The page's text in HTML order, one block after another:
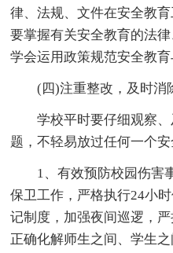
律、法规、文件在安全教
要掌握有关安全教育的法
学会运用政策规范安全教育
(四)注重整改，及时消
学校平时要仔细观察
题，不轻易放过任何一个
1、有效预防校园伤害
保卫工作，严格执行24小
记制度，加强夜间巡逻，
正确化解师生之间、学生